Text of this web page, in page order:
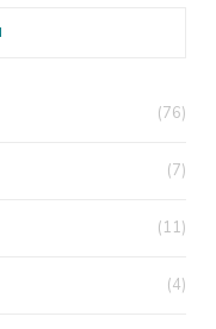
(76)
(7)
(11)
(4)